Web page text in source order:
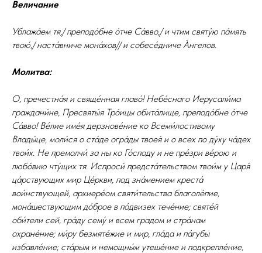
Величание
Ублажа́ем тя,/ преподо́бне о́тче Са́вво,/ и чтим святу́ю па́мять
твою́,/ наста́вниче мона́хов// и собесе́дниче А́нгелов.
Молитва:
О, пречестна́я и свяще́нная главо́! Небе́снаго Иерусали́ма
граждани́не, Пресвяты́я Тро́ицы обита́лище, преподо́бне о́тче
Са́вво! Ве́лие име́я дерзнове́ние ко Всеми́лостивому
Влады́це, моли́ся о ста́де огра́ды твоея́ и о всех по ду́ху ча́дех
твои́х. Не премолчи́ за ны ко Го́споду и не пре́зри ве́рою и
любо́вию чту́щих тя. Испроси́ предста́тельством твои́м у Царя́
ца́рствующих мир Це́ркви, под зна́мением креста́
вои́нствующей, архиере́ом святи́тельства благоле́пие,
мона́шествующим до́брое в по́двизех тече́ние; святе́й
оби́тели сей, гра́ду сему́ и всем градом и стра́нам
охране́ние; ми́ру безмяте́жие и мир, гла́да и па́губы
избавле́ние; ста́рым и немощны́м утеше́ние и подкрепле́ние,